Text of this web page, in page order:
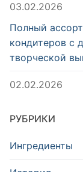
03.02.2026
Полный
кондитеров с
творческой
02.02.2026
РУБРИКИ
Ингредиенты